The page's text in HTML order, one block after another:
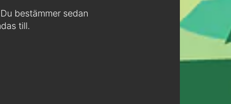
bestämmer sedan
till.